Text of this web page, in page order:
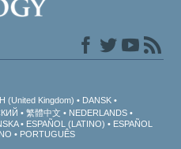
(United Kingdom)
DANSK
繁體中文
NEDERLANDS
ESPAÑOL (LATINO)
ESPAÑOL
PORTUGUÊS